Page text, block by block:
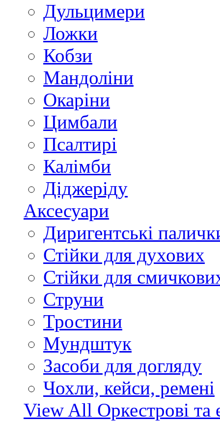
Дульцимери
Ложки
Кобзи
Мандоліни
Окаріни
Цимбали
Псалтирі
Калімби
Діджеріду
Аксесуари
Диригентські
Стійки для духових
Стійки для
Струни
Тростини
Мундштук
Засоби для догляду
Чохли, кейси, ремені
View All Оркестрові та